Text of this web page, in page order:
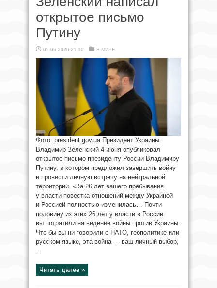
открытое письмо
Путину
05.06.2026 21:10 В МИРЕ
Фото: president.gov.ua Президент Украины
Владимир Зеленский 4 июня опубликовал
открытое письмо президенту России Владимиру
Путину, в котором предложил завершить войну
и провести личную встречу на нейтральной
территории. «За 26 лет вашего пребывания
у власти повестка отношений между Украиной
и Россией полностью изменилась… Почти
половину из этих 26 лет у власти в России
вы потратили на ведение войны против Украины.
Что бы вы ни говорили о НАТО, геополитике или
русском языке, эта война — ваш личный выбор,
...
Читать далее »